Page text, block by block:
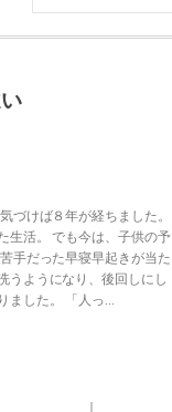
づけば８年が経ちました。
生活。 でも今は、子供の予
手だった早寝早起きが当た
うようになり、後回しにし
した。 「人っ...